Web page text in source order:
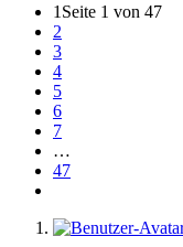
1 Seite 1 von 47
2
3
4
5
6
7
…
47